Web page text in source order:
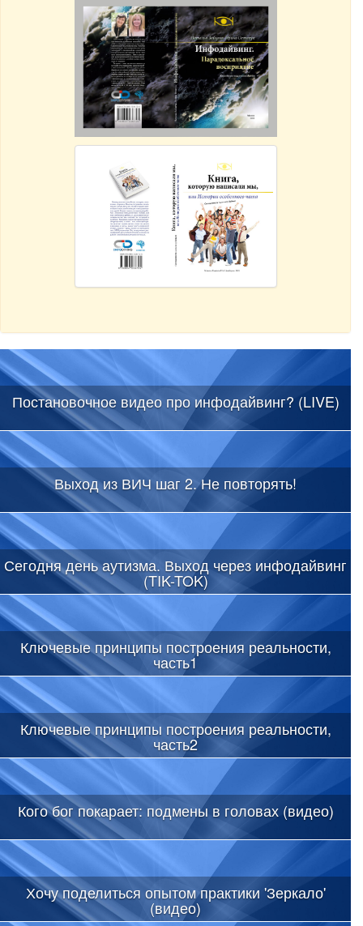
Постановочное видео про инфодайвинг? (LIVE)
Выход из ВИЧ шаг 2. Не повторять!
Сегодня день аутизма. Выход через инфодайвинг
(TIK-TOK)
Ключевые принципы построения реальности,
часть1
Ключевые принципы построения реальности,
часть2
Кого бог покарает: подмены в головах (видео)
Хочу поделиться опытом практики 'Зеркало'
(видео)